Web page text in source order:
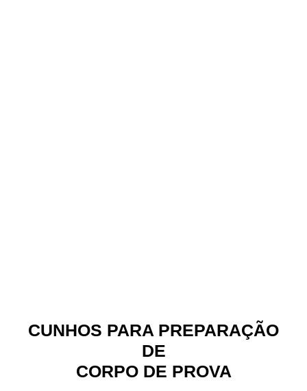
CUNHOS PARA PREPARAÇÃO
DE
CORPO DE PROVA